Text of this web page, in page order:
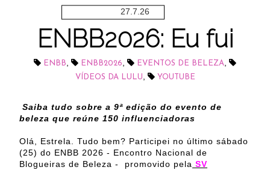
27.7.26
ENBB2026: Eu fui
ENBB, ENBB2026, EVENTOS DE BELEZA,
VÍDEOS DA LULU, YOUTUBE
Saiba tudo sobre a 9ª edição do evento de
beleza que reúne 150 influenciadoras
Olá, Estrela. Tudo bem? Participei no último sábado
(25) do ENBB 2026 - Encontro Nacional de
Blogueiras de Beleza -
promovido pela SV